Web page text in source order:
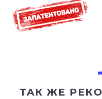
ТАК ЖЕ